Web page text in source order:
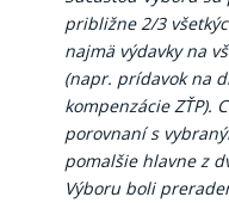
približne 2/3
najmä výdavky na
(napr. prídavok na
kompenzácie ZŤP).
porovnaní s
pomalšie hlavne z
Výboru boli